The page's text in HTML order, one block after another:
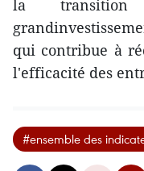
la
qui contribue à
l'efficacité des
#ensemble des